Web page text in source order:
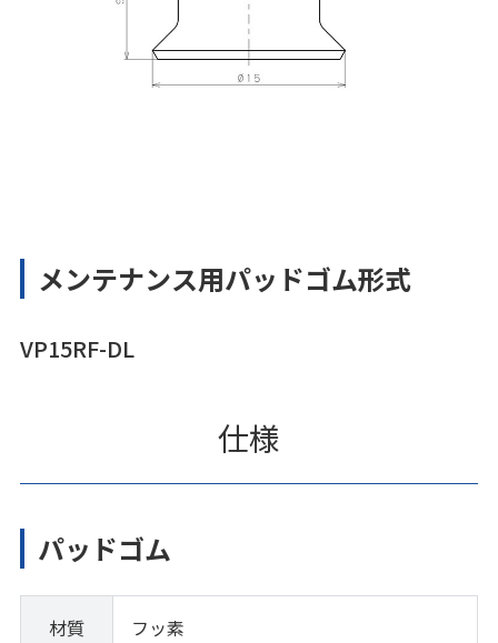
メンテナンス用パッドゴム形式
VP15RF-DL
仕様
パッドゴム
材質 フッ素